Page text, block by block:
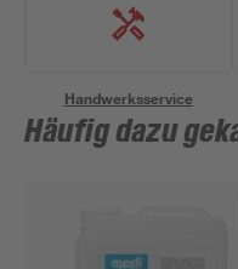
Handwerksservice
Häufig dazu